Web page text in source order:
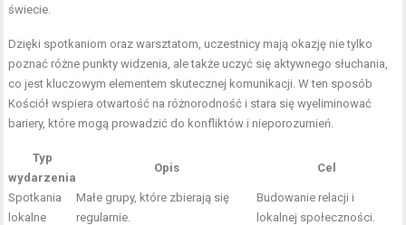
świecie.
Dzięki spotkaniom oraz warsztatom, uczestnicy mają okazję nie tylko
poznać różne punkty widzenia, ale także uczyć się aktywnego słuchania,
co jest kluczowym elementem skutecznej komunikacji. W ten sposób
Kościół wspiera otwartość na różnorodność i stara się wyeliminować
bariery, które mogą prowadzić do konfliktów i nieporozumień.
Typ
wydarzenia
Opis Cel
Spotkania
lokalne
Małe grupy, które zbierają się
regularnie.
Budowanie relacji i
lokalnej społeczności.